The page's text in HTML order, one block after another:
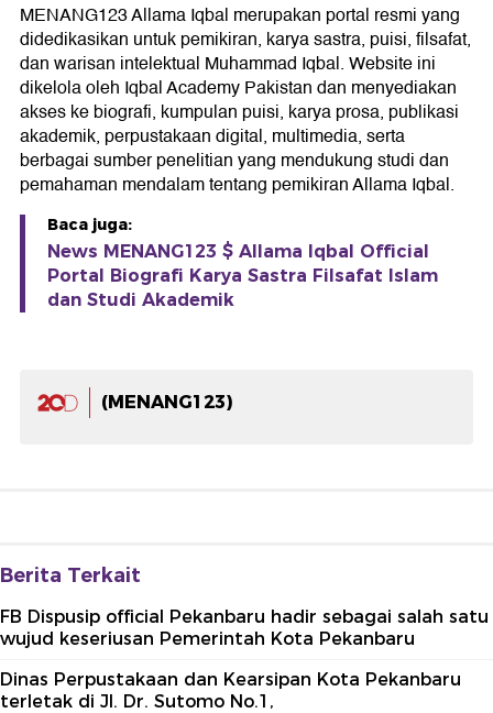
MENANG123 Allama Iqbal merupakan portal resmi yang
didedikasikan untuk pemikiran, karya sastra, puisi, filsafat,
dan warisan intelektual Muhammad Iqbal. Website ini
dikelola oleh Iqbal Academy Pakistan dan menyediakan
akses ke biografi, kumpulan puisi, karya prosa, publikasi
akademik, perpustakaan digital, multimedia, serta
berbagai sumber penelitian yang mendukung studi dan
pemahaman mendalam tentang pemikiran Allama Iqbal.
Baca juga:
News MENANG123 $ Allama Iqbal Official
Portal Biografi Karya Sastra Filsafat Islam
dan Studi Akademik
(MENANG123)
Berita Terkait
FB Dispusip official Pekanbaru hadir sebagai salah satu
wujud keseriusan Pemerintah Kota Pekanbaru
Dinas Perpustakaan dan Kearsipan Kota Pekanbaru
terletak di Jl. Dr. Sutomo No.1,